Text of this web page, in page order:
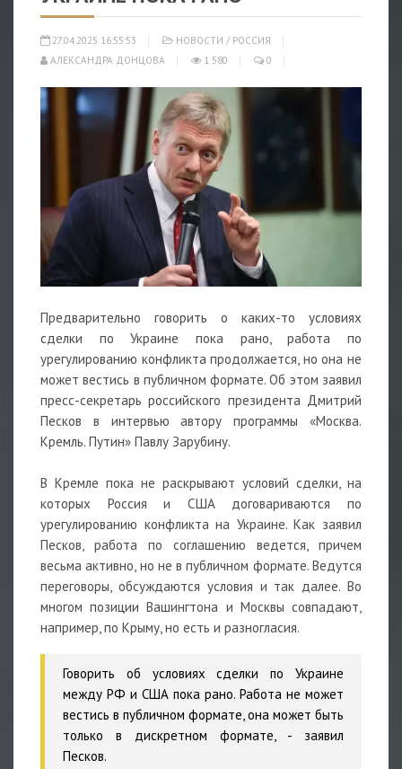
27.04.2025 16:55:53 НОВОСТИ / РОССИЯ
АЛЕКСАНДРА ДОНЦОВА
1 580 0
Предварительно говорить о каких-то условиях
сделки по Украине пока рано, работа по
урегулированию конфликта продолжается, но она не
может вестись в публичном формате. Об этом заявил
пресс-секретарь российского президента Дмитрий
Песков в интервью автору программы «Москва.
Кремль. Путин» Павлу Зарубину.
В Кремле пока не раскрывают условий сделки, на
которых Россия и США договариваются по
урегулированию конфликта на Украине. Как заявил
Песков, работа по соглашению ведется, причем
весьма активно, но не в публичном формате. Ведутся
переговоры, обсуждаются условия и так далее. Во
многом позиции Вашингтона и Москвы совпадают,
например, по Крыму, но есть и разногласия.
Говорить об условиях сделки по Украине
между РФ и США пока рано. Работа не может
вестись в публичном формате, она может быть
только в дискретном формате, - заявил
Песков.